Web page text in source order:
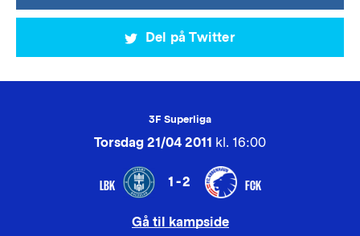
Del på Twitter
3F Superliga
Torsdag 21/04 2011 kl. 16:00
LBK 1-2 FCK
Gå til kampside